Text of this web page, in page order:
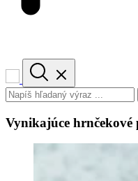
Vynikajúce